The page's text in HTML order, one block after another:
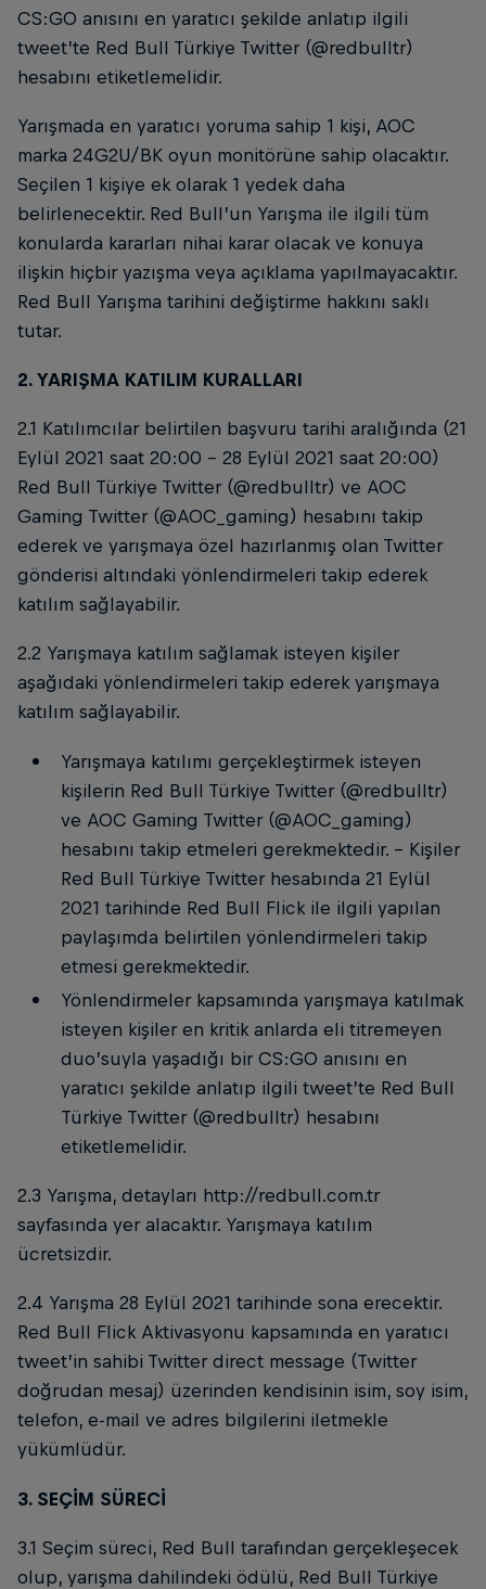
CS:GO anısını en yaratıcı şekilde anlatıp ilgili
tweet’te Red Bull Türkiye Twitter (@redbulltr)
hesabını etiketlemelidir.
Yarışmada en yaratıcı yoruma sahip 1 kişi, AOC
marka 24G2U/BK oyun monitörüne sahip olacaktır.
Seçilen 1 kişiye ek olarak 1 yedek daha
belirlenecektir. Red Bull’un Yarışma ile ilgili tüm
konularda kararları nihai karar olacak ve konuya
ilişkin hiçbir yazışma veya açıklama yapılmayacaktır.
Red Bull Yarışma tarihini değiştirme hakkını saklı
tutar.
2. YARIŞMA KATILIM KURALLARI
2.1 Katılımcılar belirtilen başvuru tarihi aralığında (21
Eylül 2021 saat 20:00 - 28 Eylül 2021 saat 20:00)
Red Bull Türkiye Twitter (@redbulltr) ve AOC
Gaming Twitter (@AOC_gaming) hesabını takip
ederek ve yarışmaya özel hazırlanmış olan Twitter
gönderisi altındaki yönlendirmeleri takip ederek
katılım sağlayabilir.
2.2 Yarışmaya katılım sağlamak isteyen kişiler
aşağıdaki yönlendirmeleri takip ederek yarışmaya
katılım sağlayabilir.
Yarışmaya katılımı gerçekleştirmek isteyen
kişilerin Red Bull Türkiye Twitter (@redbulltr)
ve AOC Gaming Twitter (@AOC_gaming)
hesabını takip etmeleri gerekmektedir. - Kişiler
Red Bull Türkiye Twitter hesabında 21 Eylül
2021 tarihinde Red Bull Flick ile ilgili yapılan
paylaşımda belirtilen yönlendirmeleri takip
etmesi gerekmektedir.
Yönlendirmeler kapsamında yarışmaya katılmak
isteyen kişiler en kritik anlarda eli titremeyen
duo’suyla yaşadığı bir CS:GO anısını en
yaratıcı şekilde anlatıp ilgili tweet’te Red Bull
Türkiye Twitter (@redbulltr) hesabını
etiketlemelidir.
2.3 Yarışma, detayları http://redbull.com.tr
sayfasında yer alacaktır. Yarışmaya katılım
ücretsizdir.
2.4 Yarışma 28 Eylül 2021 tarihinde sona erecektir.
Red Bull Flick Aktivasyonu kapsamında en yaratıcı
tweet’in sahibi Twitter direct message (Twitter
doğrudan mesaj) üzerinden kendisinin isim, soy isim,
telefon, e-mail ve adres bilgilerini iletmekle
yükümlüdür.
3. SEÇİM SÜRECİ
3.1 Seçim süreci, Red Bull tarafından gerçekleşecek
olup, yarışma dahilindeki ödülü, Red Bull Türkiye